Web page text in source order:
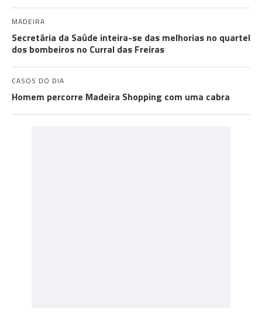
MADEIRA
Secretária da Saúde inteira-se das melhorias no quartel
dos bombeiros no Curral das Freiras
CASOS DO DIA
Homem percorre Madeira Shopping com uma cabra